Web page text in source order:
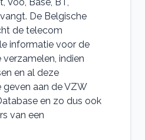
De Belgische
de telecom
informatie voor de
indien
en al deze
aan de VZW
en zo dus ook
van een